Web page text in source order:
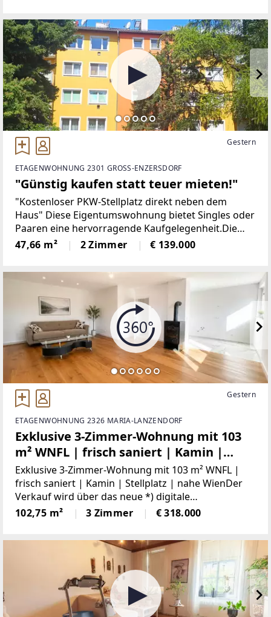
Gestern
ETAGENWOHNUNG 2301 GROSS-ENZERSDORF
"Günstig kaufen statt teuer mieten!"
"Kostenloser PKW-Stellplatz direkt neben dem
Haus" Diese Eigentumswohnung bietet Singles oder
Paaren eine hervorragende Kaufgelegenheit.Die
Wiener Stadtgrenze erreicht man mit dem PKW in
nur 5 Minuten.Die Lage in der Au-Vorstadt
47,66 m² 2 Zimmer € 139.000
Gestern
ETAGENWOHNUNG 2326 MARIA-LANZENDORF
Exklusive 3-Zimmer-Wohnung mit 103
m² WNFL | frisch saniert | Kamin |
Stellplatz | nahe Wien
Exklusive 3-Zimmer-Wohnung mit 103 m² WNFL |
frisch saniert | Kamin | Stellplatz | nahe WienDer
Verkauf wird über das neue *) digitale
Angebotsverfahren / DAVE abgewickelt.DAVE -
Digitales Angebotsverfahren! Die fairste
102,75 m² 3 Zimmer € 318.000